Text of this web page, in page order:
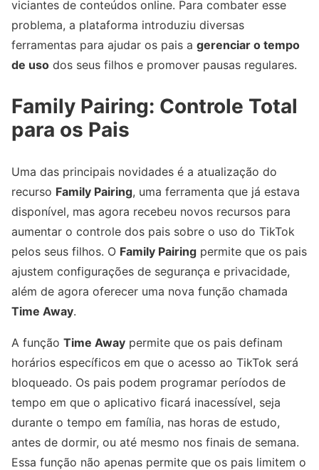
viciantes de conteúdos online. Para combater esse
problema, a plataforma introduziu diversas
ferramentas para ajudar os pais a gerenciar o tempo
de uso dos seus filhos e promover pausas regulares.
Family Pairing: Controle Total
para os Pais
Uma das principais novidades é a atualização do
recurso Family Pairing, uma ferramenta que já estava
disponível, mas agora recebeu novos recursos para
aumentar o controle dos pais sobre o uso do TikTok
pelos seus filhos. O Family Pairing permite que os pais
ajustem configurações de segurança e privacidade,
além de agora oferecer uma nova função chamada
Time Away.
A função Time Away permite que os pais definam
horários específicos em que o acesso ao TikTok será
bloqueado. Os pais podem programar períodos de
tempo em que o aplicativo ficará inacessível, seja
durante o tempo em família, nas horas de estudo,
antes de dormir, ou até mesmo nos finais de semana.
Essa função não apenas permite que os pais limitem o